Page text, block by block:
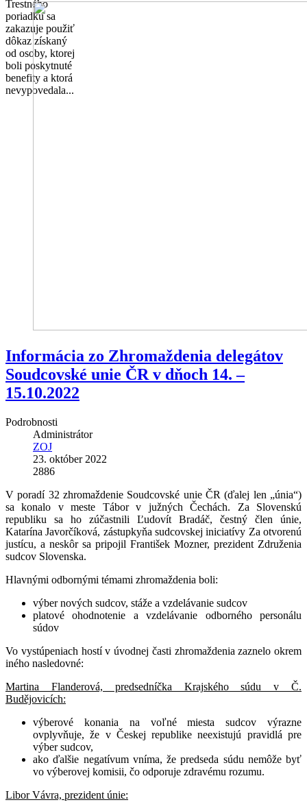
Trestného
poriadku sa
zakazuje použiť
dôkaz získaný
od osoby, ktorej
boli poskytnuté
benefity a ktorá
nevypovedala...
Informácia zo Zhromaždenia delegátov
Soudcovské unie ČR v dňoch 14. –
15.10.2022
Podrobnosti
Administrátor
ZOJ
23. október 2022
2886
V poradí 32 zhromaždenie Soudcovské unie ČR (ďalej len „únia“)
sa konalo v meste Tábor v južných Čechách. Za Slovenskú
republiku sa ho zúčastnili Ľudovít Bradáč, čestný člen únie,
Katarína Javorčíková, zástupkyňa sudcovskej iniciatívy Za otvorenú
justícu, a neskôr sa pripojil František Mozner, prezident Združenia
sudcov Slovenska.
Hlavnými odbornými témami zhromaždenia boli:
výber nových sudcov, stáže a vzdelávanie sudcov
platové ohodnotenie a vzdelávanie odborného personálu
súdov
Vo vystúpeniach hostí v úvodnej časti zhromaždenia zaznelo okrem
iného nasledovné:
Martina Flanderová, predsedníčka Krajského súdu v Č.
Budějovicích:
výberové konania na voľné miesta sudcov výrazne
ovplyvňuje, že v Českej republike neexistujú pravidlá pre
výber sudcov,
ako ďalšie negatívum vníma, že predseda súdu nemôže byť
vo výberovej komisii, čo odporuje zdravému rozumu.
Libor Vávra, prezident únie: